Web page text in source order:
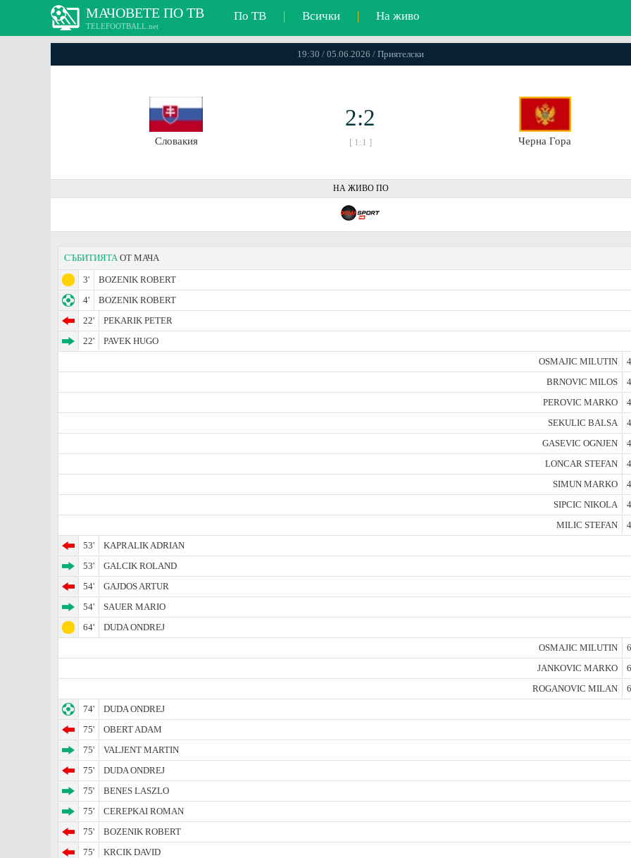
МАЧОВЕТЕ ПО ТВ
TELEFOOTBALL.net
По ТВ | Всички | На живо
19:30 / 05.06.2026 / Приятелски
Словакия
2:2
[ 1:1 ] Черна Гора
НА ЖИВО ПО
СЪБИТИЯТАОТ МАЧА
3'
BOZENIK ROBERT
4'
BOZENIK ROBERT
22'
PEKARIK PETER
22'
PAVEK HUGO
OSMAJIC MILUTIN
BRNOVIC MILOS
PEROVIC MARKO
SEKULIC BALSA
GASEVIC OGNJEN
LONCAR STEFAN
SIMUN MARKO
SIPCIC NIKOLA
MILIC STEFAN
53'
KAPRALIK ADRIAN
53'
GALCIK ROLAND
54'
GAJDOS ARTUR
54'
SAUER MARIO
64'
DUDA ONDREJ
OSMAJIC MILUTIN
JANKOVIC MARKO
ROGANOVIC MILAN
74'
DUDA ONDREJ
75'
OBERT ADAM
75'
VALJENT MARTIN
75'
DUDA ONDREJ
75'
BENES LASZLO
75'
CEREPKAI ROMAN
75'
BOZENIK ROBERT
75'
KRCIK DAVID